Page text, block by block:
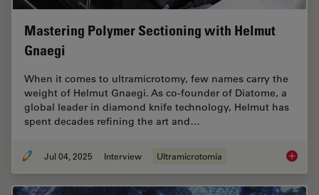
Mastering Polymer Sectioning with Helmut
Gnaegi
When it comes to ultramicrotomy, few names carry the
weight of Helmut Gnaegi. As co-founder of Diatome, a
global leader in diamond knife technology, Helmut has
spent decades refining the art and…
Jul 04, 2025 Interview Ultramicrotomía